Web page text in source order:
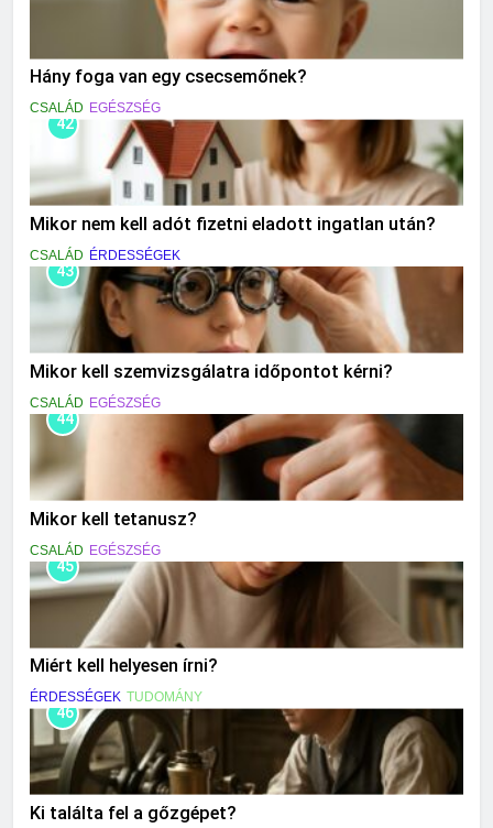
Hány foga van egy csecsemőnek?
CSALÁD EGÉSZSÉG
42
Mikor nem kell adót fizetni eladott ingatlan után?
CSALÁD ÉRDESSÉGEK
43
Mikor kell szemvizsgálatra időpontot kérni?
CSALÁD EGÉSZSÉG
44
Mikor kell tetanusz?
CSALÁD EGÉSZSÉG
45
Miért kell helyesen írni?
ÉRDESSÉGEK TUDOMÁNY
46
Ki találta fel a gőzgépet?